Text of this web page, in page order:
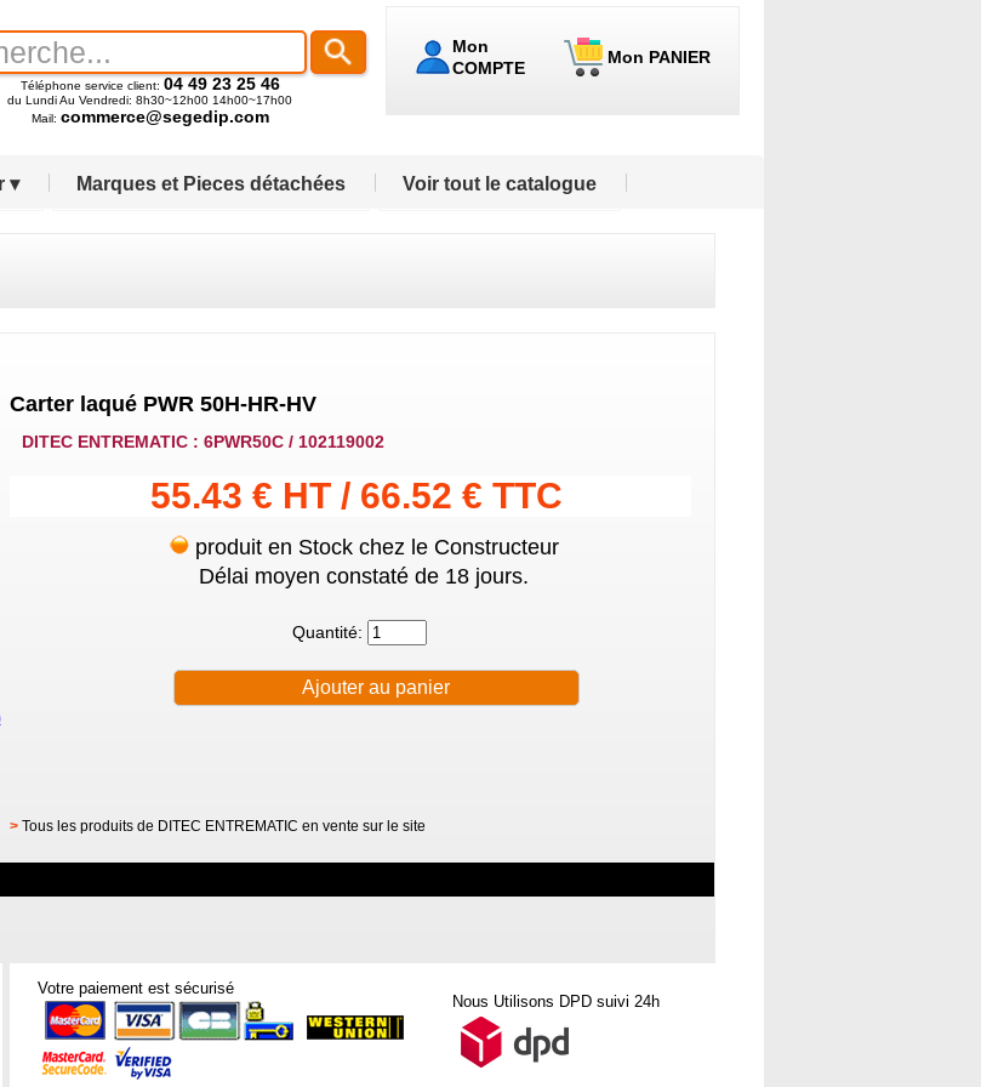
Mon
COMPTE
Mon PANIER
Téléphone service client: 04 49 23 25 46
du Lundi Au Vendredi: 8h30~12h00 14h00~17h00
Mail: commerce@segedip.com
▾ Marques et Pieces détachées Voir tout le catalogue
Carter laqué PWR 50H-HR-HV
DITEC ENTREMATIC : 6PWR50C / 102119002
55.43 € HT / 66.52 € TTC
produit en Stock chez le Constructeur
Délai moyen constaté de 18 jours.
Quantité:
> Tous les produits de DITEC ENTREMATIC en vente sur le site
Votre paiement est sécurisé
Nous Utilisons DPD suivi 24h